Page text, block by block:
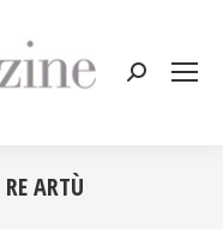
Cerca:
RE ARTÙ